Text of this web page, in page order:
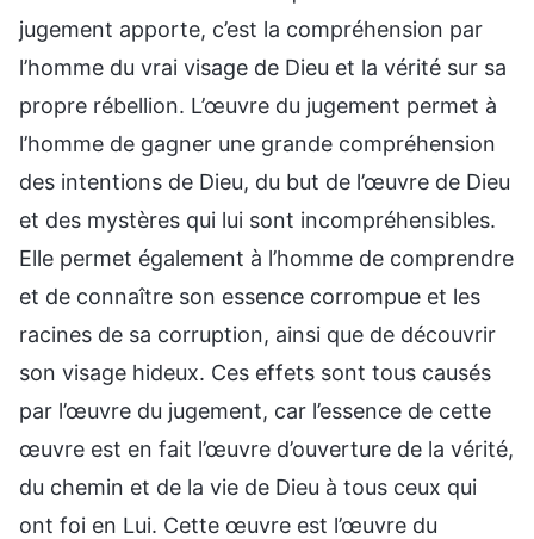
jugement apporte, c’est la compréhension par
l’homme du vrai visage de Dieu et la vérité sur sa
propre rébellion. L’œuvre du jugement permet à
l’homme de gagner une grande compréhension
des intentions de Dieu, du but de l’œuvre de Dieu
et des mystères qui lui sont incompréhensibles.
Elle permet également à l’homme de comprendre
et de connaître son essence corrompue et les
racines de sa corruption, ainsi que de découvrir
son visage hideux. Ces effets sont tous causés
par l’œuvre du jugement, car l’essence de cette
œuvre est en fait l’œuvre d’ouverture de la vérité,
du chemin et de la vie de Dieu à tous ceux qui
ont foi en Lui. Cette œuvre est l’œuvre du